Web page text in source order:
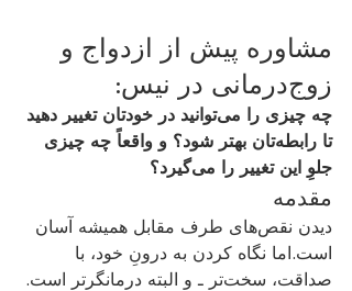
مشاوره پیش از ازدواج و
زوج‌درمانی در نیس:
چه چیزی را می‌توانید در خودتان تغییر دهید
تا رابطه‌تان بهتر شود؟ و واقعاً چه چیزی
جلوِ این تغییر را می‌گیرد؟
مقدمه
دیدن نقص‌های طرف مقابل همیشه آسان
است.اما نگاه کردن به درونِ خود، با
صداقت، سخت‌تر ـ و البته درمانگرتر است.